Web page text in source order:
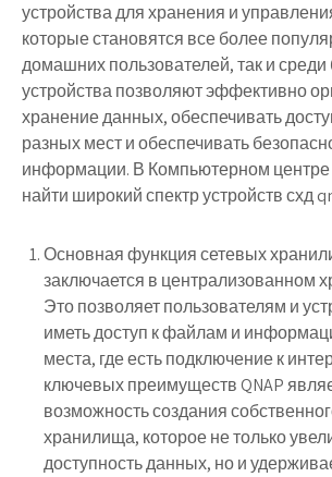
устройства для хранения и
которые становятся все более
домашних пользователей, так и среди
устройства позволяют эффективно
хранение данных, обеспечивать
разных мест и обеспечивать
информации. В Компьютерном
найти широкий спектр устройств схд
Основная функция сетевых
заключается в централизованном
Это позволяет пользователям и
иметь доступ к файлам и
места, где есть подключение к
ключевых преимуществ QNAP
возможность создания
хранилища, которое не только
доступность данных, но и